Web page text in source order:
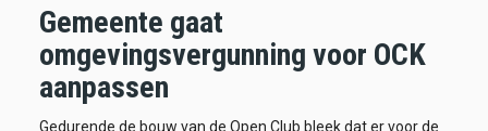
Gemeente gaat
omgevingsvergunning voor OCK
aanpassen
Gedurende de bouw van de Open Club bleek dat er voor de